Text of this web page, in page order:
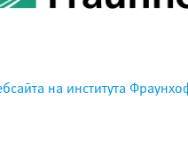
на института